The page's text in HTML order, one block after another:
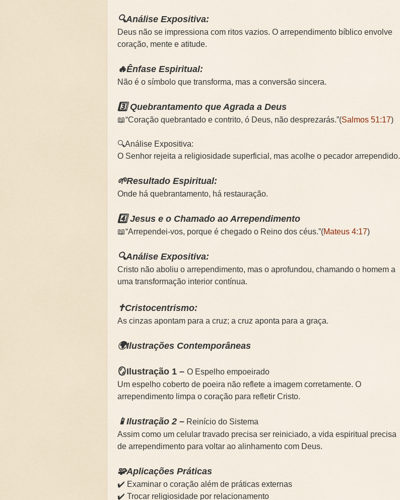
🔍Análise Expositiva:
Deus não se impressiona com ritos vazios. O arrependimento bíblico envolve
coração, mente e atitude.
🔥Ênfase Espiritual:
Não é o símbolo que transforma, mas a conversão sincera.
3️⃣ Quebrantamento que Agrada a Deus
📖“Coração quebrantado e contrito, ó Deus, não desprezarás.”(Salmos 51:17)
🔍Análise Expositiva:
O Senhor rejeita a religiosidade superficial, mas acolhe o pecador arrependido.
🌱Resultado Espiritual:
Onde há quebrantamento, há restauração.
4️⃣ Jesus e o Chamado ao Arrependimento
📖“Arrependei-vos, porque é chegado o Reino dos céus.”(Mateus 4:17)
🔍Análise Expositiva:
Cristo não aboliu o arrependimento, mas o aprofundou, chamando o homem a
uma transformação interior contínua.
✝️Cristocentrismo:
As cinzas apontam para a cruz; a cruz aponta para a graça.
🌍Ilustrações Contemporâneas
🪞Ilustração 1 – O Espelho empoeirado
Um espelho coberto de poeira não reflete a imagem corretamente. O
arrependimento limpa o coração para refletir Cristo.
📱Ilustração 2 – Reinício do Sistema
Assim como um celular travado precisa ser reiniciado, a vida espiritual precisa
de arrependimento para voltar ao alinhamento com Deus.
🧩Aplicações Práticas
✔️ Examinar o coração além de práticas externas
✔️ Trocar religiosidade por relacionamento